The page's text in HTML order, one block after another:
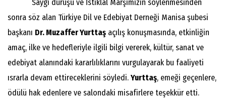
Saygı duruşu ve İstiklâl Marşımızın söylenmesinden
sonra söz alan Türkiye Dil ve Edebiyat Derneği Manisa şubesi
başkanı Dr. Muzaffer Yurttaş açılış konuşmasında, etkinliğin
amaç, ilke ve hedefleriyle ilgili bilgi vererek, kültür, sanat ve
edebiyat alanındaki kararlılıklarını vurgulayarak bu faaliyeti
ısrarla devam ettireceklerini söyledi. Yurttaş, emeği geçenlere,
ödülü hak edenlere ve salondaki misafirlere teşekkür etti.